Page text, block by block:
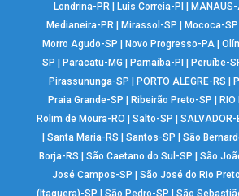
Londrina-PR| Luís Correia-PI MANAUS-
Medianeira-PR
Mirassol-SP Mococa-SP
Morro Agudo-SP
Novo Progresso-PA |
SP
Paracatu-MG Parnaíba-PI Peruíbe-
Pirassununga-SP
PORTO ALEGRE-RS
Praia Grande-SP
Ribeirão Preto-SP
Rolim de Moura-RO
Salto-SP SALVADOR-
|Santa Maria-RS |Santos-SP |São
Borja-RS
|São Caetano do Sul-SP |São
José Campos-SP
|São José do Rio